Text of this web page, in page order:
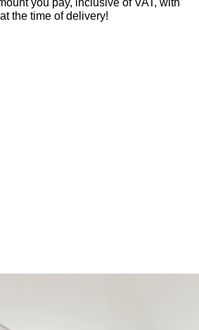
the time of delivery!